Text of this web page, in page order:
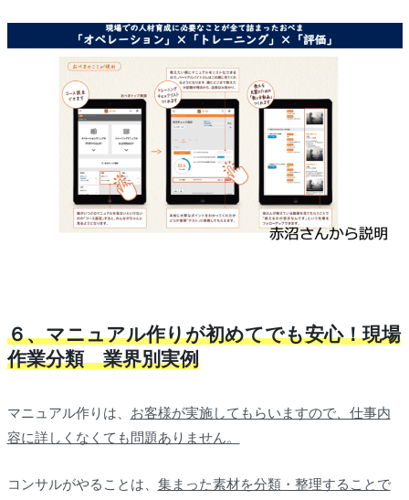
６、マニュアル作りが初めてでも安心！現場
作業分類 業界別実例
マニュアル作りは、 お客様が実施してもらいますので、仕事内
容に詳しくなくても問題ありません。
コンサルがやることは、 集まった素材を分類・整理することで